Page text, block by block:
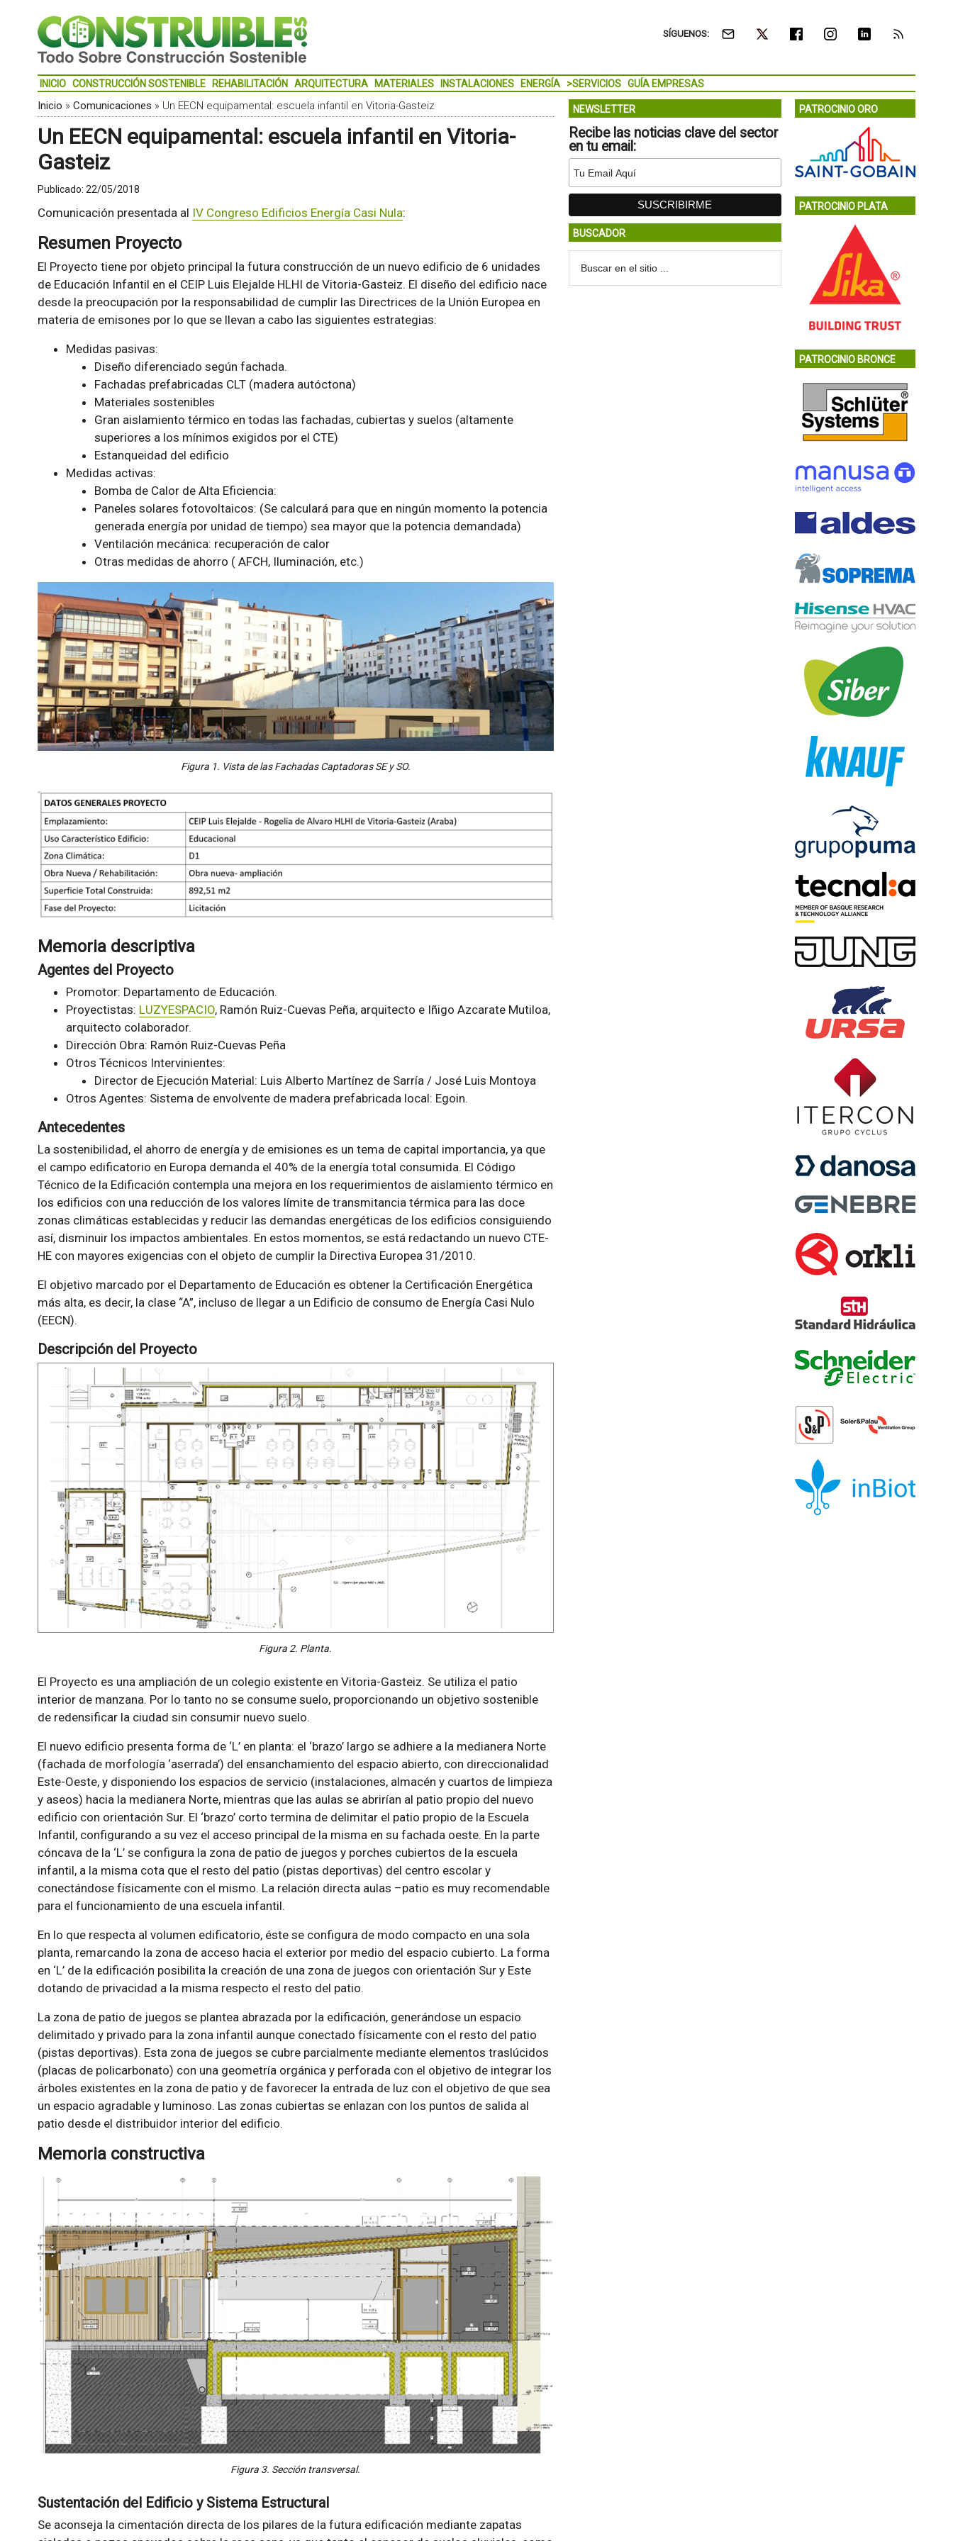
SÍGUENOS:
INICIO CONSTRUCCIÓN SOSTENIBLE REHABILITACIÓN ARQUITECTURA MATERIALES INSTALACIONES ENERGÍA >SERVICIOS GUÍA EMPRESAS
Inicio » Comunicaciones » Un EECN equipamental: escuela infantil en Vitoria-Gasteiz
Un EECN equipamental: escuela infantil en Vitoria-
Gasteiz
Publicado: 22/05/2018
Comunicación presentada al IV Congreso Edificios Energía Casi Nula:
Resumen Proyecto
El Proyecto tiene por objeto principal la futura construcción de un nuevo edificio de 6 unidades
de Educación Infantil en el CEIP Luis Elejalde HLHI de Vitoria-Gasteiz. El diseño del edificio nace
desde la preocupación por la responsabilidad de cumplir las Directrices de la Unión Europea en
materia de emisones por lo que se llevan a cabo las siguientes estrategias:
Medidas pasivas:
Diseño diferenciado según fachada.
Fachadas prefabricadas CLT (madera autóctona)
Materiales sostenibles
Gran aislamiento térmico en todas las fachadas, cubiertas y suelos (altamente
superiores a los mínimos exigidos por el CTE)
Estanqueidad del edificio
Medidas activas:
Bomba de Calor de Alta Eficiencia:
Paneles solares fotovoltaicos: (Se calculará para que en ningún momento la potencia
generada energía por unidad de tiempo) sea mayor que la potencia demandada)
Ventilación mecánica: recuperación de calor
Otras medidas de ahorro ( AFCH, Iluminación, etc.)
Figura 1. Vista de las Fachadas Captadoras SE y SO.
Memoria descriptiva
Agentes del Proyecto
Promotor: Departamento de Educación.
Proyectistas: LUZYESPACIO, Ramón Ruiz-Cuevas Peña, arquitecto e Iñigo Azcarate Mutiloa,
arquitecto colaborador.
Dirección Obra: Ramón Ruiz-Cuevas Peña
Otros Técnicos Intervinientes:
Director de Ejecución Material: Luis Alberto Martínez de Sarría / José Luis Montoya
Otros Agentes: Sistema de envolvente de madera prefabricada local: Egoin.
Antecedentes
La sostenibilidad, el ahorro de energía y de emisiones es un tema de capital importancia, ya que
el campo edificatorio en Europa demanda el 40% de la energía total consumida. El Código
Técnico de la Edificación contempla una mejora en los requerimientos de aislamiento térmico en
los edificios con una reducción de los valores límite de transmitancia térmica para las doce
zonas climáticas establecidas y reducir las demandas energéticas de los edificios consiguiendo
así, disminuir los impactos ambientales. En estos momentos, se está redactando un nuevo CTE-
HE con mayores exigencias con el objeto de cumplir la Directiva Europea 31/2010.
El objetivo marcado por el Departamento de Educación es obtener la Certificación Energética
más alta, es decir, la clase “A”, incluso de llegar a un Edificio de consumo de Energía Casi Nulo
(EECN).
Descripción del Proyecto
Figura 2. Planta.
El Proyecto es una ampliación de un colegio existente en Vitoria-Gasteiz. Se utiliza el patio
interior de manzana. Por lo tanto no se consume suelo, proporcionando un objetivo sostenible
de redensificar la ciudad sin consumir nuevo suelo.
El nuevo edificio presenta forma de ‘L’ en planta: el ‘brazo’ largo se adhiere a la medianera Norte
(fachada de morfología ‘aserrada’) del ensanchamiento del espacio abierto, con direccionalidad
Este-Oeste, y disponiendo los espacios de servicio (instalaciones, almacén y cuartos de limpieza
y aseos) hacia la medianera Norte, mientras que las aulas se abrirían al patio propio del nuevo
edificio con orientación Sur. El ‘brazo’ corto termina de delimitar el patio propio de la Escuela
Infantil, configurando a su vez el acceso principal de la misma en su fachada oeste. En la parte
cóncava de la ‘L’ se configura la zona de patio de juegos y porches cubiertos de la escuela
infantil, a la misma cota que el resto del patio (pistas deportivas) del centro escolar y
conectándose físicamente con el mismo. La relación directa aulas –patio es muy recomendable
para el funcionamiento de una escuela infantil.
En lo que respecta al volumen edificatorio, éste se configura de modo compacto en una sola
planta, remarcando la zona de acceso hacia el exterior por medio del espacio cubierto. La forma
en ‘L’ de la edificación posibilita la creación de una zona de juegos con orientación Sur y Este
dotando de privacidad a la misma respecto el resto del patio.
La zona de patio de juegos se plantea abrazada por la edificación, generándose un espacio
delimitado y privado para la zona infantil aunque conectado físicamente con el resto del patio
(pistas deportivas). Esta zona de juegos se cubre parcialmente mediante elementos traslúcidos
(placas de policarbonato) con una geometría orgánica y perforada con el objetivo de integrar los
árboles existentes en la zona de patio y de favorecer la entrada de luz con el objetivo de que sea
un espacio agradable y luminoso. Las zonas cubiertas se enlazan con los puntos de salida al
patio desde el distribuidor interior del edificio.
Memoria constructiva
Figura 3. Sección transversal.
Sustentación del Edificio y Sistema Estructural
Se aconseja la cimentación directa de los pilares de la futura edificación mediante zapatas
NEWSLETTER
Recibe las noticias clave del sector
en tu email:
BUSCADOR
PATROCINIO ORO
PATROCINIO PLATA
PATROCINIO BRONCE